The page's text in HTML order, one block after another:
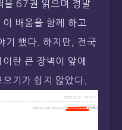
67권 읽으며 정말
배움을 함께 하고
기 했다. 하지만, 전국
란 큰 장벽이 앞에
기가 쉽지 않았다.